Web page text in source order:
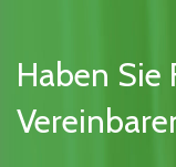
Haben Sie